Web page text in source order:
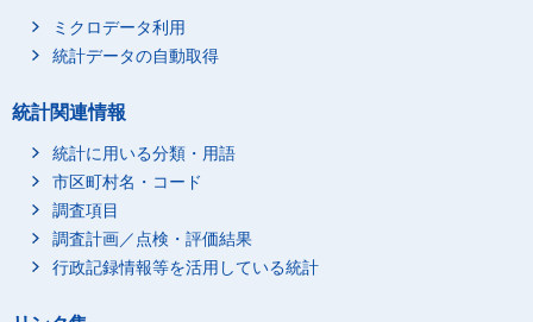
ミクロデータ利用
統計データの自動取得
統計関連情報
統計に用いる分類・用語
市区町村名・コード
調査項目
調査計画／点検・評価結果
行政記録情報等を活用している統計